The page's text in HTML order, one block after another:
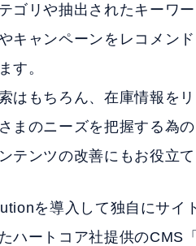
ゴリや抽出されたキーワ
キャンペーンをレコメン
す。
はもちろん、在庫情報を
まのニーズを把握する為
テンツの改善にもお役立て
を導入して独自にサイ
ハートコア社提供のCMS